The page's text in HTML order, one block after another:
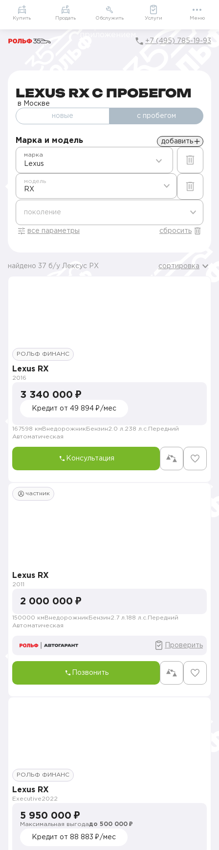
Приложение
Мой РОЛЬФ
Подарки внутри
+7 (495) 785-19-93
LEXUS RX С ПРОБЕГОМ
в Москве
новые с пробегом
Марка и модель добавить
Lexus
марка
RX
модель
поколение
все параметры сбросить
найдено 37 б/у Лексус РХ сортировка
РОЛЬФ ФИНАНС
Lexus RX
2016
3 340 000 ₽
Кредит от 49 894 ₽/мес
167598 км Внедорожник Бензин2.0 л. 238 л.с. Передний
Автоматическая
Консультация
частник
Lexus RX
2011
2 000 000 ₽
150000 км Внедорожник Бензин2.7 л. 188 л.с. Передний
Автоматическая
Проверить
Позвонить
РОЛЬФ ФИНАНС
Lexus RX
Executive2022
5 950 000 ₽
Максимальная выгодадо 500 000 ₽
Кредит от 88 883 ₽/мес
Купить Продать Обслужить Услуги Меню